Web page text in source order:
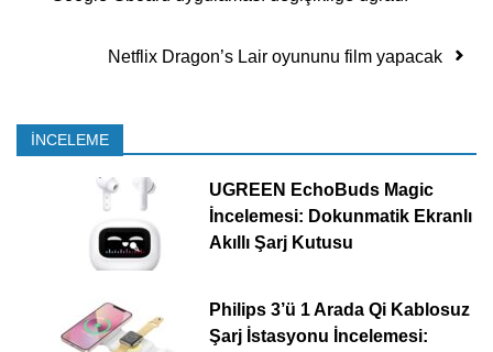
Netflix Dragon’s Lair oyununu film yapacak
İNCELEME
UGREEN EchoBuds Magic
İncelemesi: Dokunmatik Ekranlı
Akıllı Şarj Kutusu
Philips 3’ü 1 Arada Qi Kablosuz
Şarj İstasyonu İncelemesi: